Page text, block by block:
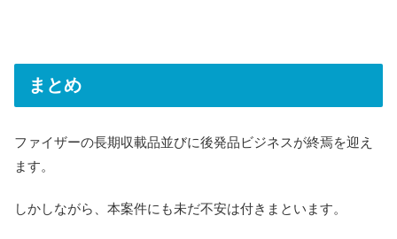
まとめ
ファイザーの長期収載品並びに後発品ビジネスが終焉を迎え
ます。
しかしながら、本案件にも未だ不安は付きまといます。